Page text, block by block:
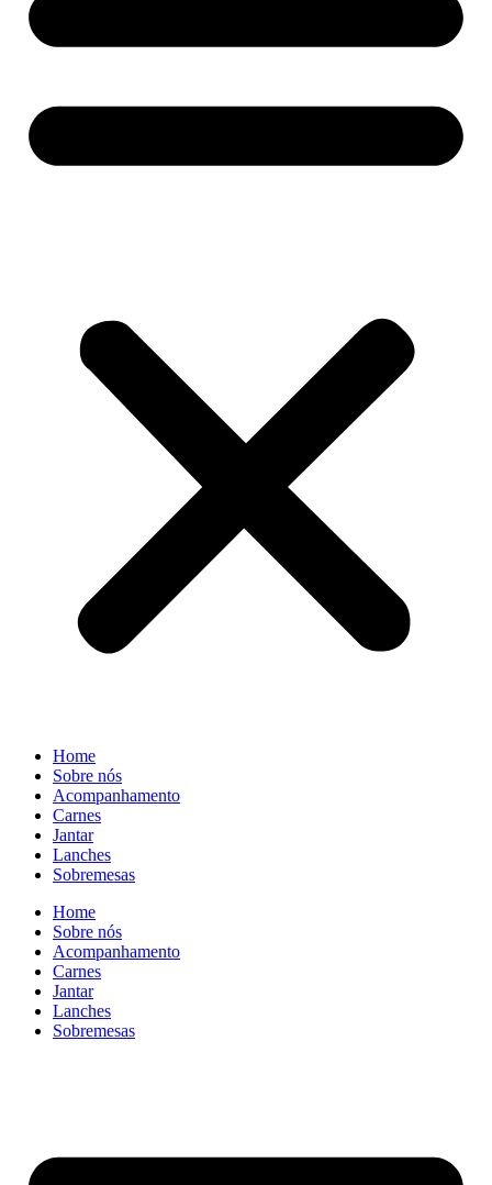
Home
Sobre nós
Acompanhamento
Carnes
Jantar
Lanches
Sobremesas
Home
Sobre nós
Acompanhamento
Carnes
Jantar
Lanches
Sobremesas